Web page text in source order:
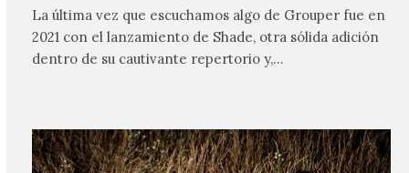
La última vez que escuchamos algo de Grouper fue en
2021 con el lanzamiento de Shade, otra sólida adición
dentro de su cautivante repertorio y,…